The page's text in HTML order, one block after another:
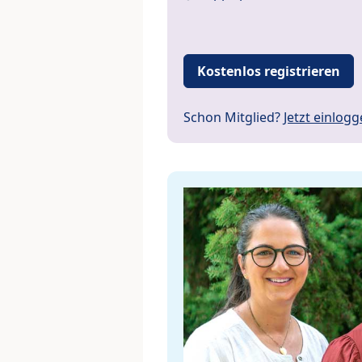
Kostenlos registrieren
Schon Mitglied? Jetzt